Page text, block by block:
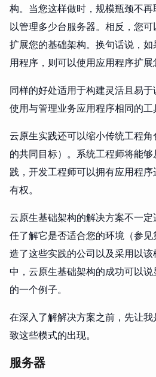
构。当您这样做时，规模瓶颈不
以管理多少台服务器。相反，您
扩展您的基础架构。换句话说，
用程序，则可以使用应用程序扩展
同样的好处适用于构建灵活且易
使用与管理业务应用程序相同的工
云原生实践还可以缩小传统工程
的共同目标）。系统工程师将能
践，开发工程师可以拥有应用程
有权。
云原生基础架构的解决方案不一
任了解它是否适合您的环境（参
造了这些实践的公司以及采用以
中，云原生基础架构的成功可以
的一个例子。
在深入了解解决方案之前，先让
致这些模式的出现。
服务器